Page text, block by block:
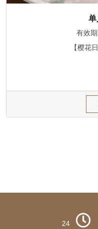
有
下午茶套餐
24